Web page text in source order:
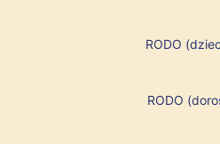
RODO
RODO